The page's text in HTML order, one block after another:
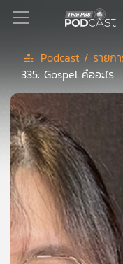
Podcast
เพล
ย์
ลิ
สต์
แนะนำ
เพล
Podcast / ราย
335: Gospel คืออะไร